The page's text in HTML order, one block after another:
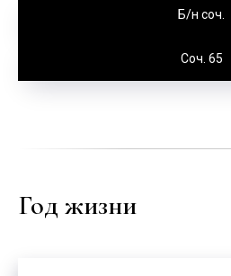
Б/н соч.
Соч. 65
Год жизни